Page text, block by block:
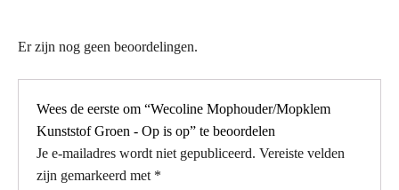
Er zijn nog geen beoordelingen.
Wees de eerste om “Wecoline Mophouder/Mopklem
Kunststof Groen - Op is op” te beoordelen
Je e-mailadres wordt niet gepubliceerd. Vereiste velden
zijn gemarkeerd met *